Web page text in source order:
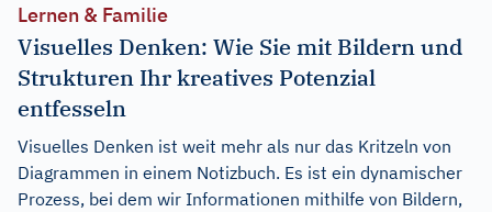
Lernen & Familie
Visuelles Denken: Wie Sie mit Bildern und
Strukturen Ihr kreatives Potenzial
entfesseln
Visuelles Denken ist weit mehr als nur das Kritzeln von
Diagrammen in einem Notizbuch. Es ist ein dynamischer
Prozess, bei dem wir Informationen mithilfe von Bildern,